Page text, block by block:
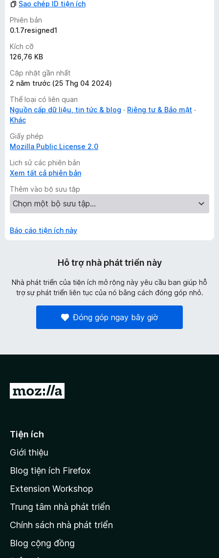
Sao chép ID tiện ích
Phiên bản
0.1.7resigned1
Kích cỡ
126,76 KB
Cập nhật gần nhất
2 năm trước (25 Thg 04 2024)
Thể loại có liên quan
Nguồn cấp dữ liệu, tin tức & blog
Riêng tư & Bảo mật
Khác
Giấy phép
Mozilla Public License 2.0
Lịch sử các phiên bản
Xem tất cả phiên bản
Thêm vào bộ sưu tập
Báo cáo tiện ích này
Hỗ trợ nhà phát triển này
Nhà phát triển của tiện ích mở rộng này yêu cầu bạn giúp hỗ
trợ sự phát triển liên tục của nó bằng cách đóng góp nhỏ.
Đóng góp ngay bây giờ
Đ
ế
t
r
n
g
c
ủ
Tiện ích
Giới thiệu
Blog tiện ích Firefox
Extension Workshop
Trung tâm nhà phát triển
Chính sách nhà phát triển
Blog cộng đồng